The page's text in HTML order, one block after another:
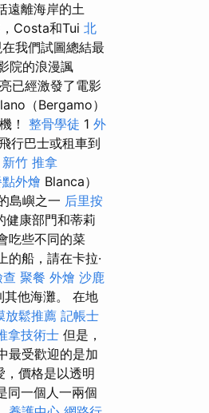
遠離海岸的土
Costa和Tui 北
我們試圖總結最
院的浪漫諷
已經激發了電影
（Bergamo）
！ 整骨學徒 1 外
行巴士或租車到
新竹 推拿
外燴 Blanca）
島嶼之一 后里按
健康部門和蒂莉
吃些不同的菜
的船，請在卡拉·
聚餐 外燴 沙鹿
其他海灘。 在地
放鬆推薦 記帳士
拿技術士 但是，
最受歡迎的是加
，價格是以透明
同一個人一兩個